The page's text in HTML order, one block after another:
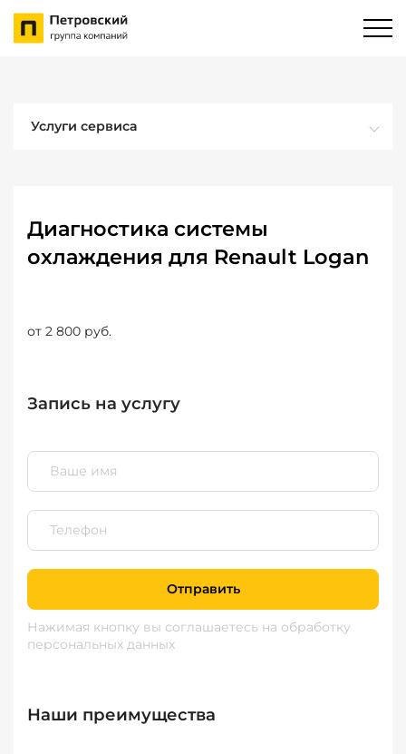
Услуги сервиса
Диагностика системы
охлаждения для Renault Logan
от 2 800 руб.
Запись на услугу
Отправить
Нажимая кнопку вы соглашаетесь на обработку
персональных данных
Наши преимущества